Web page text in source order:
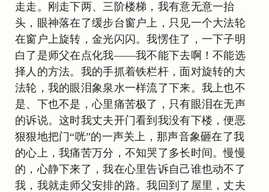
走走。刚走下两、三阶楼梯，我有意无意一抬
头，眼神落在了缓步台窗户上，只见一个大法轮
在窗户上旋转，金光闪闪。我愣住了，一下子明
白了是师父在点化我——我不能下去啊！不能选
择人的方法。我的手抓着铁栏杆，面对旋转的大
法轮，我的眼泪象泉水一样流了下来。我上也不
是、下也不是，心里痛苦极了，只有眼泪在无声
的诉说。这时我丈夫开门看到我没有下楼，便恶
狠狠地把门“咣”的一声关上，那声音象砸在了我
的心上，我痛苦万分，不知哭了多长时间。慢慢
的，心静下来了，我在心里告诉自己谁也动不了
我，我就走师父安排的路。我回到了屋里，丈夫